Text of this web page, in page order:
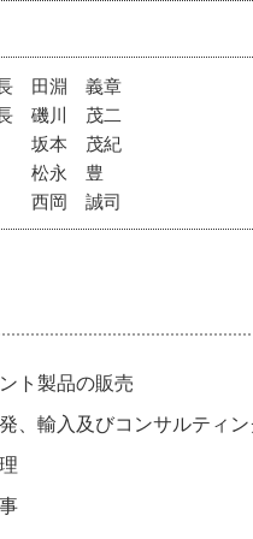
長 田淵 義章
長 磯川 茂二
本 茂紀
永 豊
岡 誠司
ト製品の販売
、輸入及びコンサルティン